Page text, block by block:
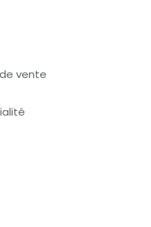
vente